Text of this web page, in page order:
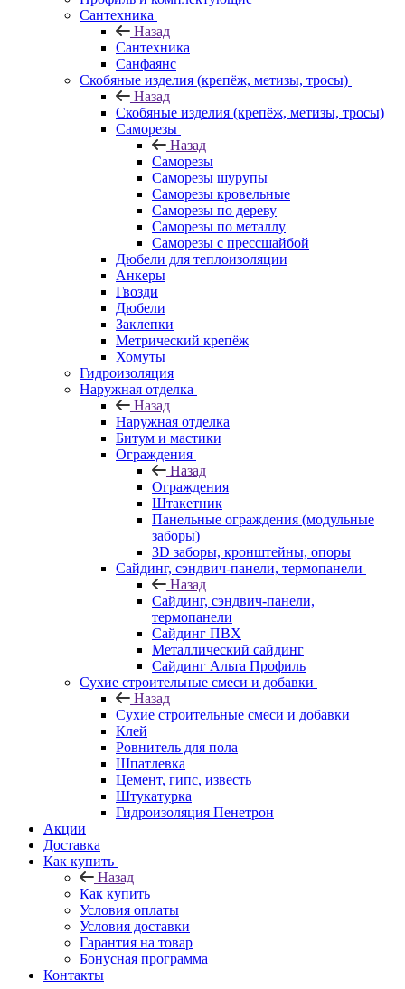
Сантехника
Назад
Сантехника
Санфаянс
Скобяные изделия (крепёж, метизы, тросы)
Назад
Скобяные изделия (крепёж, метизы, тросы)
Саморезы
Назад
Саморезы
Саморезы шурупы
Саморезы кровельные
Саморезы по дереву
Саморезы по металлу
Саморезы с прессшайбой
Дюбели для теплоизоляции
Анкеры
Гвозди
Дюбели
Заклепки
Метрический крепёж
Хомуты
Гидроизоляция
Наружная отделка
Назад
Наружная отделка
Битум и мастики
Ограждения
Назад
Ограждения
Штакетник
Панельные ограждения (модульные
заборы)
3D заборы, кронштейны, опоры
Cайдинг, сэндвич-панели, термопанели
Назад
Cайдинг, сэндвич-панели,
термопанели
Сайдинг ПВХ
Металлический сайдинг
Сайдинг Альта Профиль
Сухие строительные смеси и добавки
Назад
Сухие строительные смеси и добавки
Клей
Ровнитель для пола
Шпатлевка
Цемент, гипс, известь
Штукатурка
Гидроизоляция Пенетрон
Акции
Доставка
Как купить
Назад
Как купить
Условия оплаты
Условия доставки
Гарантия на товар
Бонусная программа
Контакты